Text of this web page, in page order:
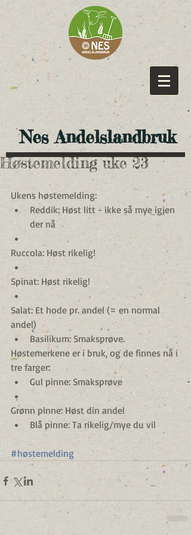
Andelslandbruk
Høstemelding uke 23
Ukens høstemelding:
Reddik: Høst litt - ikke så mye igjen
der nå
Ruccola: Høst rikelig!
Spinat: Høst rikelig!
Salat: Et hode pr. andel (= en normal
andel)
Basilikum: Smaksprøve.
Høstemerkene er i bruk, og de finnes nå i
tre farger:
Gul pinne: Smaksprøve
Grønn pinne: Høst din andel
Blå pinne: Ta rikelig/mye du vil
#høstemelding